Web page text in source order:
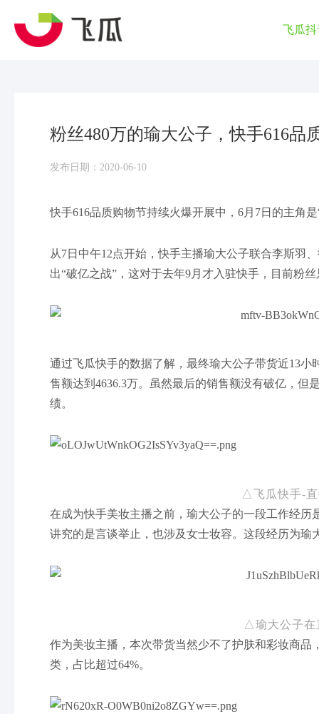
飞瓜抖
粉丝480万的瑜大公子，快手616品
发布日期：2020-06-10
快手616品质购物节持续火爆开展中，6月7日的主角
从7日中午12点开始，快手主播瑜大公子联合李斯羽
出“破亿之战”，这对于去年9月才入驻快手，目前粉
通过飞瓜快手的数据了解，最终瑜大公子带货近13
售额达到4636.3万。虽然最后的销售额没有破亿，
绩。
△飞瓜快手-
在成为快手美妆主播之前，瑜大公子的一段工作经
讲究的是言谈举止，也涉及女士妆容。这段经历为瑜
△瑜大公子在
作为美妆主播，本次带货当然少不了护肤和彩妆商
类，占比超过64%。